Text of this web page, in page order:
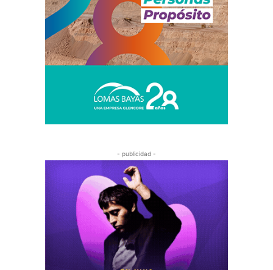
- publicidad -